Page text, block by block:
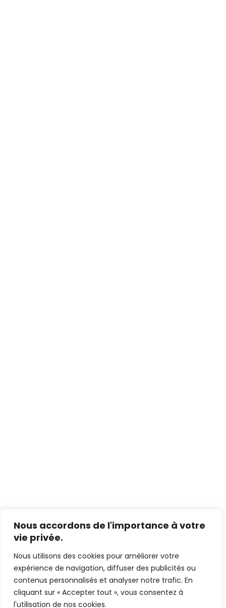
Nous accordons de l'importance à votre
vie privée.
Nous utilisons des cookies pour améliorer votre
expérience de navigation, diffuser des publicités ou
contenus personnalisés et analyser notre trafic. En
cliquant sur « Accepter tout », vous consentez à
l'utilisation de nos cookies.